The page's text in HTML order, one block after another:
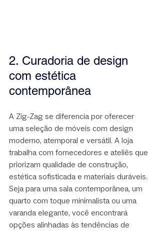
2. Curadoria de design
com estética
contemporânea
A Zig-Zag se diferencia por oferecer
uma seleção de móveis com design
moderno, atemporal e versátil. A loja
trabalha com fornecedores e ateliês que
priorizam qualidade de construção,
estética sofisticada e materiais duráveis.
Seja para uma sala contemporânea, um
quarto com toque minimalista ou uma
varanda elegante, você encontrará
opções alinhadas às tendências de